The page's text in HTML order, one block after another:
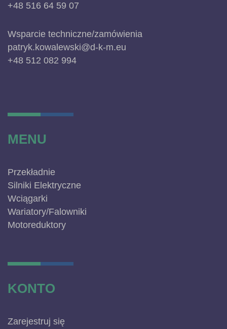
+48 516 64 59 07
Wsparcie techniczne/zamówienia
patryk.kowalewski@d-k-m.eu
+48 512 082 994
MENU
Przekładnie
Silniki Elektryczne
Wciągarki
Wariatory/Falowniki
Motoreduktory
KONTO
Zarejestruj się